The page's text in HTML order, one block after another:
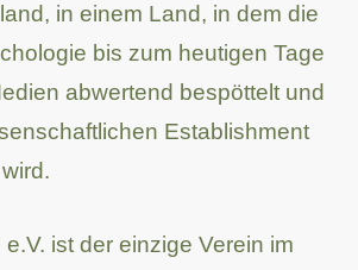
in einem Land, in dem die
bis zum heutigen Tage
abwertend bespöttelt und
Establishment
e.V. ist der einzige Verein im